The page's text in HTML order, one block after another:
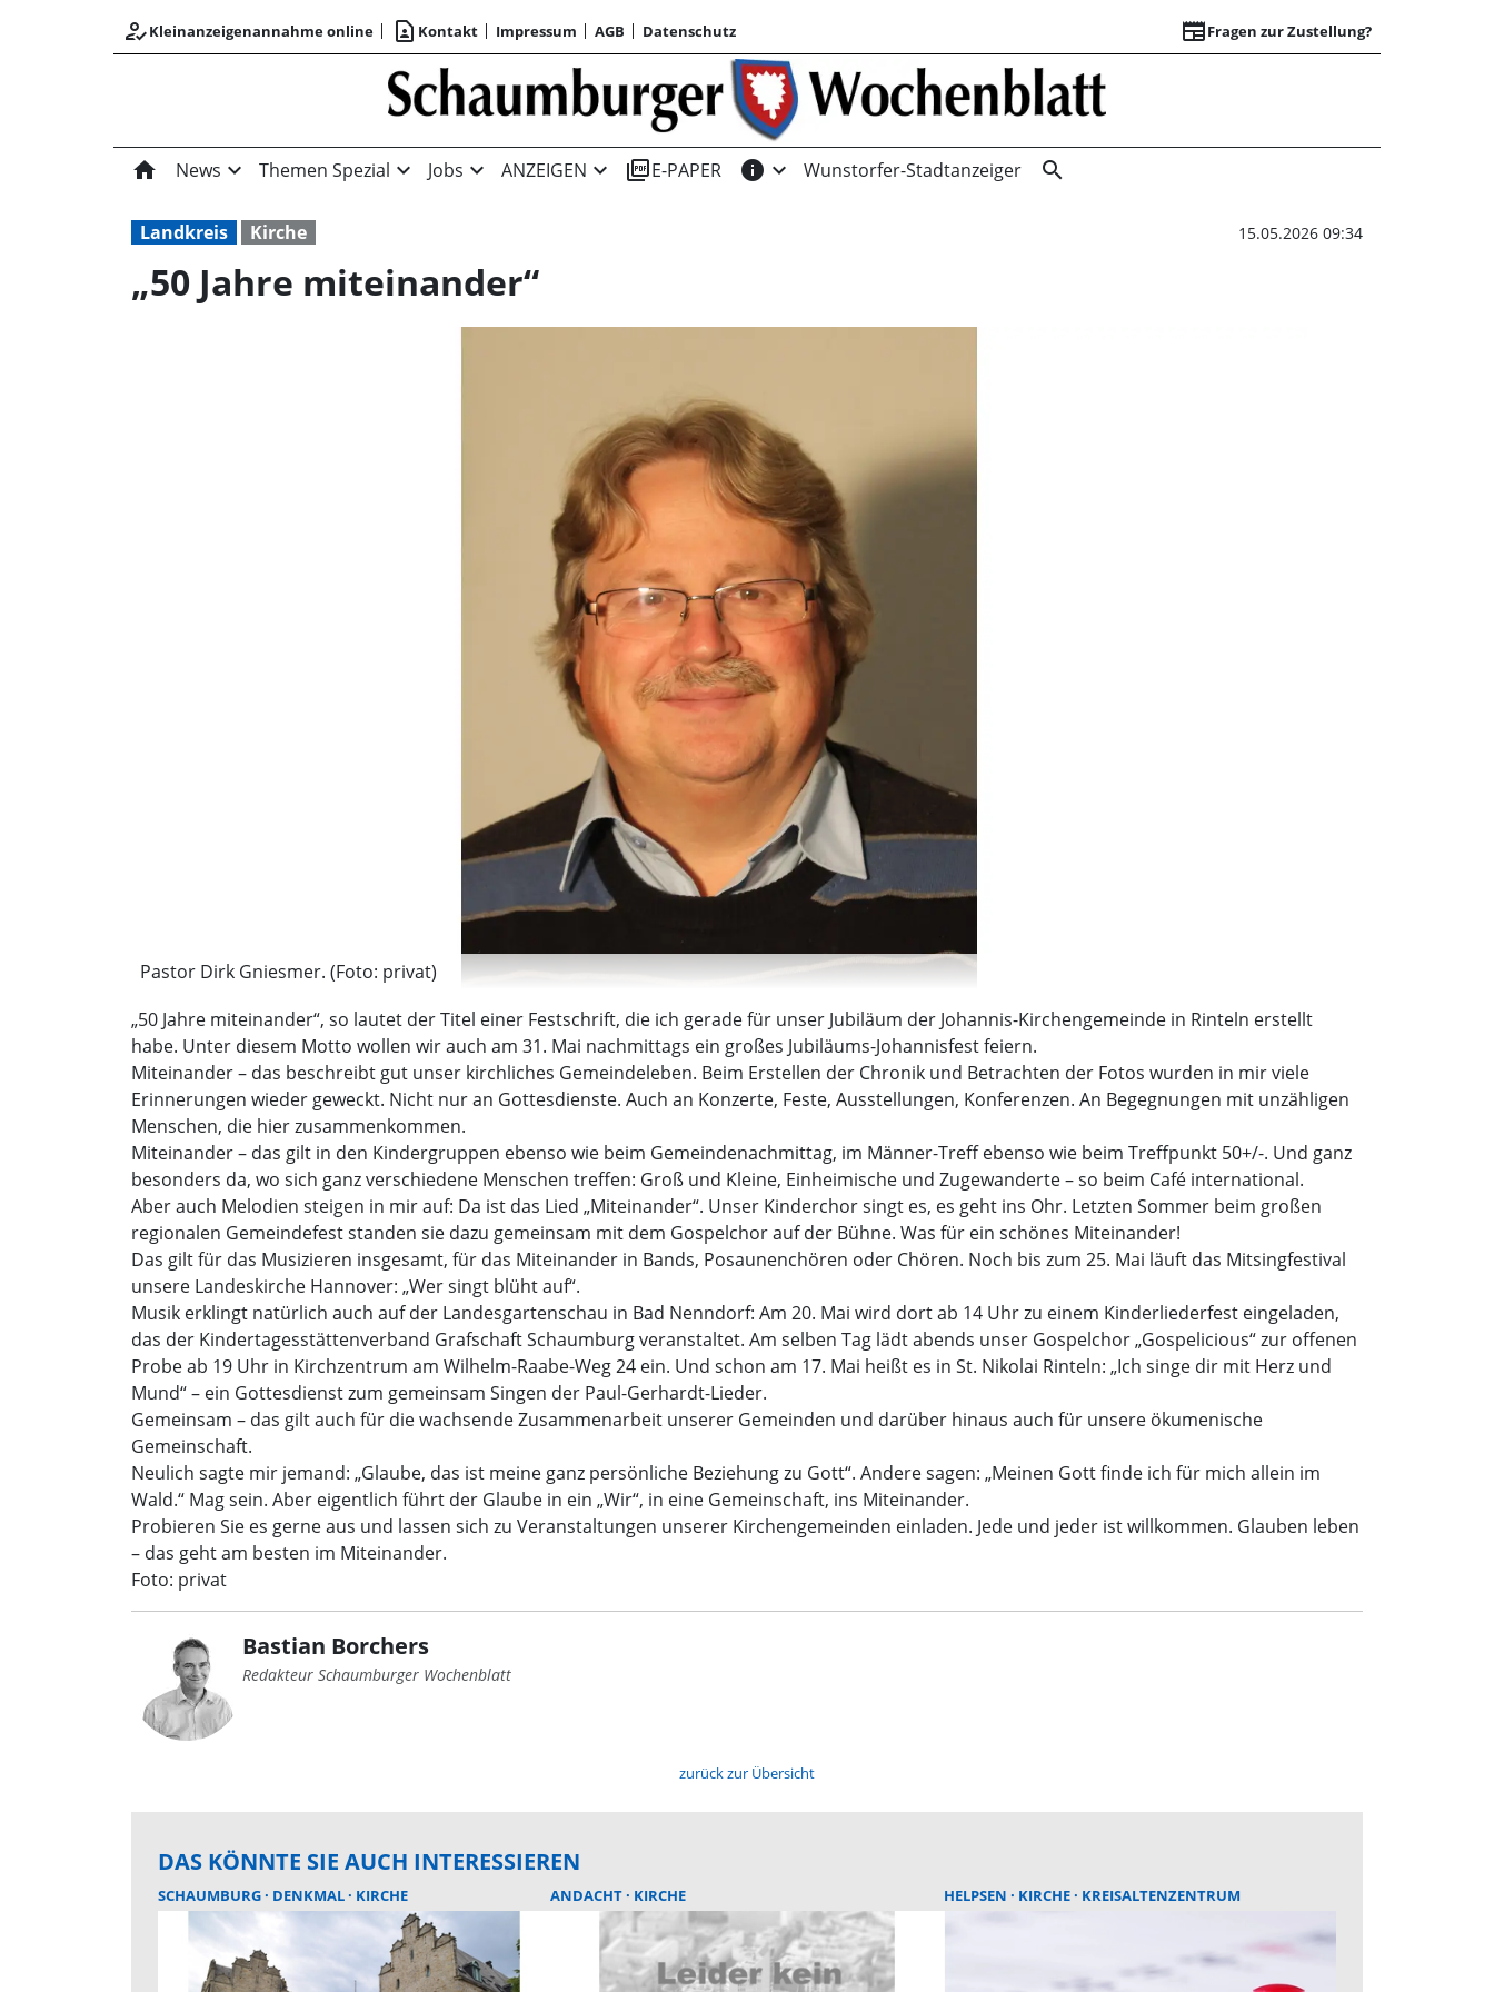
how_to_regKleinanzeigenannahme online contact_page Kontakt Impressum AGB Datenschutz newspaperFragen zur Zustellung?
„50 Jahre
home News expand_more Themen Spezial expand_more Jobs expand_more ANZEIGEN expand_more picture_as_pdfE-PAPER info expand_more Wunstorfer-Stadtanzeiger search
Landkreis Kirche 15.05.2026 09:34
„50 Jahre miteinander“
Pastor Dirk Gniesmer. (Foto: privat)
„50 Jahre miteinander“, so lautet der Titel einer Festschrift, die ich gerade für unser Jubiläum der Johannis-Kirchengemeinde in Rinteln erstellt
habe. Unter diesem Motto wollen wir auch am 31. Mai nachmittags ein großes Jubiläums-Johannisfest feiern.
Miteinander – das beschreibt gut unser kirchliches Gemeindeleben. Beim Erstellen der Chronik und Betrachten der Fotos wurden in mir viele
Erinnerungen wieder geweckt. Nicht nur an Gottesdienste. Auch an Konzerte, Feste, Ausstellungen, Konferenzen. An Begegnungen mit unzähligen
Menschen, die hier zusammenkommen.
Miteinander – das gilt in den Kindergruppen ebenso wie beim Gemeindenachmittag, im Männer-Treff ebenso wie beim Treffpunkt 50+/-. Und ganz
besonders da, wo sich ganz verschiedene Menschen treffen: Groß und Kleine, Einheimische und Zugewanderte – so beim Café international.
Aber auch Melodien steigen in mir auf: Da ist das Lied „Miteinander“. Unser Kinderchor singt es, es geht ins Ohr. Letzten Sommer beim großen
regionalen Gemeindefest standen sie dazu gemeinsam mit dem Gospelchor auf der Bühne. Was für ein schönes Miteinander!
Das gilt für das Musizieren insgesamt, für das Miteinander in Bands, Posaunenchören oder Chören. Noch bis zum 25. Mai läuft das Mitsingfestival
unsere Landeskirche Hannover: „Wer singt blüht auf“.
Musik erklingt natürlich auch auf der Landesgartenschau in Bad Nenndorf: Am 20. Mai wird dort ab 14 Uhr zu einem Kinderliederfest eingeladen,
das der Kindertagesstättenverband Grafschaft Schaumburg veranstaltet. Am selben Tag lädt abends unser Gospelchor „Gospelicious“ zur offenen
Probe ab 19 Uhr in Kirchzentrum am Wilhelm-Raabe-Weg 24 ein. Und schon am 17. Mai heißt es in St. Nikolai Rinteln: „Ich singe dir mit Herz und
Mund“ – ein Gottesdienst zum gemeinsam Singen der Paul-Gerhardt-Lieder.
Gemeinsam – das gilt auch für die wachsende Zusammenarbeit unserer Gemeinden und darüber hinaus auch für unsere ökumenische
Gemeinschaft.
Neulich sagte mir jemand: „Glaube, das ist meine ganz persönliche Beziehung zu Gott“. Andere sagen: „Meinen Gott finde ich für mich allein im
Wald.“ Mag sein. Aber eigentlich führt der Glaube in ein „Wir“, in eine Gemeinschaft, ins Miteinander.
Probieren Sie es gerne aus und lassen sich zu Veranstaltungen unserer Kirchengemeinden einladen. Jede und jeder ist willkommen. Glauben leben
– das geht am besten im Miteinander.
Foto: privat
Bastian Borchers
Redakteur Schaumburger Wochenblatt
zurück zur Übersicht
DAS KÖNNTE SIE AUCH INTERESSIEREN
SCHAUMBURG DENKMAL KIRCHE ANDACHT KIRCHE HELPSEN KIRCHE KREISALTENZENTRUM